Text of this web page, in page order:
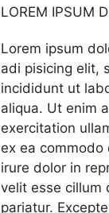
LOREM IPSUM
Lorem ipsum
adi pisicing elit,
incididunt ut
aliqua. Ut enim
exercitation
ex ea commodo
irure dolor in
velit esse cillum
pariatur.